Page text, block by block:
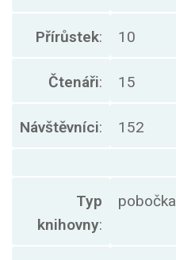
Přírůstek: 10
Čtenáři: 15
Návštěvníci: 152
Typ
knihovny:
pobočka